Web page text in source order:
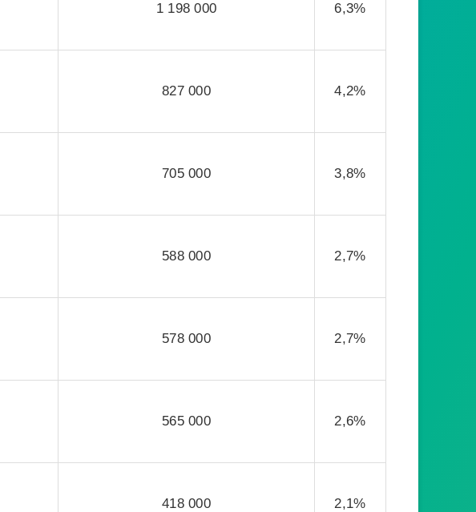
1 198 000 6,3%
827 000 4,2%
705 000 3,8%
588 000 2,7%
578 000 2,7%
565 000 2,6%
418 000 2,1%